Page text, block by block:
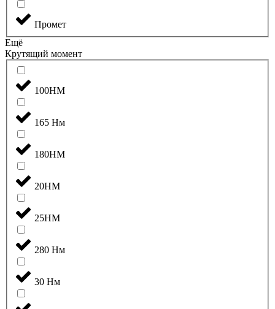
Промет
Ещё
Крутящий момент
100НМ
165 Нм
180НМ
20НМ
25НМ
280 Нм
30 Нм